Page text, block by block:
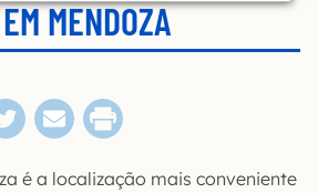
MENDOZA
é a localização mais conveniente